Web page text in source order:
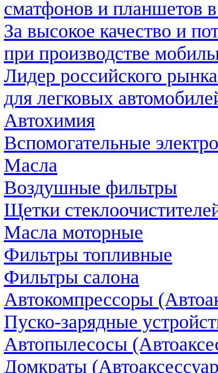
сматфонов и планшетов
За высокое качество и
при производстве
Лидер российского
для легковых
Автохимия
Вспомогательные
Масла
Воздушные фильтры
Щетки
Масла моторные
Фильтры топливные
Фильтры салона
Автокомпрессоры
Пуско-зарядные
Автопылесосы
Домкраты